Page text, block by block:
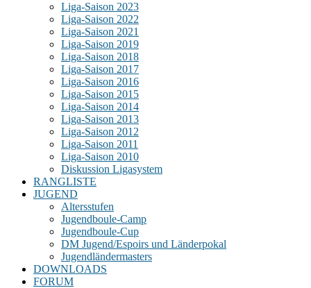
Liga-Saison 2023
Liga-Saison 2022
Liga-Saison 2021
Liga-Saison 2019
Liga-Saison 2018
Liga-Saison 2017
Liga-Saison 2016
Liga-Saison 2015
Liga-Saison 2014
Liga-Saison 2013
Liga-Saison 2012
Liga-Saison 2011
Liga-Saison 2010
Diskussion Ligasystem
RANGLISTE
JUGEND
Altersstufen
Jugendboule-Camp
Jugendboule-Cup
DM Jugend/Espoirs und Länderpokal
Jugendländermasters
DOWNLOADS
FORUM